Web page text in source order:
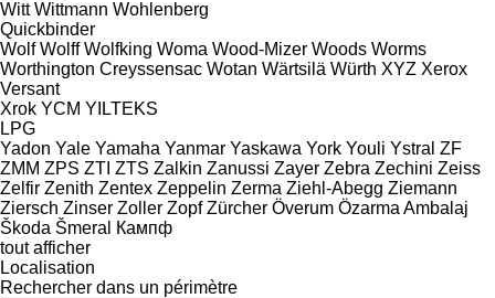
Witt Wittmann Wohlenberg
Quickbinder
Wolf Wolff Wolfking Woma Wood-Mizer Woods Worms
Worthington Creyssensac Wotan Wärtsilä Würth XYZ Xerox
Versant
Xrok YCM YILTEKS
LPG
Yadon Yale Yamaha Yanmar Yaskawa York Youli Ystral ZF
ZMM ZPS ZTI ZTS Zalkin Zanussi Zayer Zebra Zechini Zeiss
Zelfir Zenith Zentex Zeppelin Zerma Ziehl-Abegg Ziemann
Ziersch Zinser Zoller Zopf Zürcher Överum Özarma Ambalaj
Škoda Šmeral
Кампф
tout afficher
Localisation
Rechercher dans un périmètre